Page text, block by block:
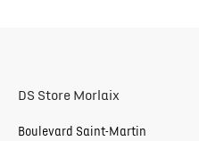
DS Store Morlaix
Boulevard Saint-Martin